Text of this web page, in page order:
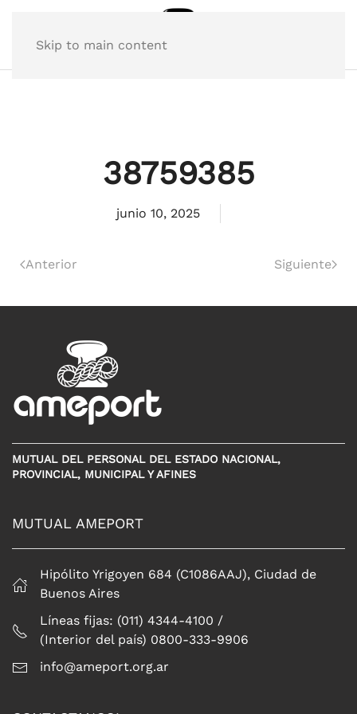
Skip to main content
38759385
junio 10, 2025
Anterior Siguiente
MUTUAL DEL PERSONAL DEL ESTADO NACIONAL,
PROVINCIAL, MUNICIPAL Y AFINES
MUTUAL AMEPORT
Hipólito Yrigoyen 684 (C1086AAJ), Ciudad de
Buenos Aires
Líneas fijas: (011) 4344-4100 /
(Interior del país) 0800-333-9906
info@ameport.org.ar